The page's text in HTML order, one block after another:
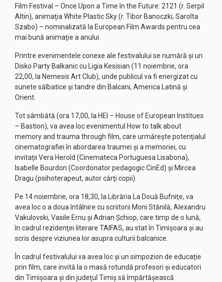
Film Festival – Once Upon a Time în the Future: 2121 (r. Serpil
Altin), animaţia White Plastic Sky (r. Tibor Banoczki, Sarolta
Szabo) – nominalizată la European Film Awards pentru cea
mai bună animaţie a anului.
Printre evenimentele conexe ale festivalului se numără şi un
Disko Party Balkanic cu Ligia Kesisian (11 noiembrie, ora
22,00, la Nemesis Art Club), unde publicul va fi energizat cu
sunete sălbatice şi tandre din Balcani, America Latină şi
Orient.
Tot sâmbătă (ora 17,00, la HEI – House of European Institues
– Bastion), va avea loc evenimentul How to talk about
memory and trauma through film, care urmăreşte potenţialul
cinematografiei în abordarea traumei şi a memoriei, cu
invitaţii Vera Herold (Cinemateca Portuguesa Lisabona),
Isabelle Bourdon (Coordonator pedagogic CinEd) şi Mircea
Dragu (psihoterapeut, autor cărţi copii).
Pe 14 noiembrie, ora 18,30, la Librăria La Două Bufniţe, va
avea loc o a doua întâlnire cu scriitorii Moni Stănilă, Alexandru
Vakulovski, Vasile Ernu şi Adrian Şchiop, care timp de o lună,
în cadrul rezidenţei literare TAIFAS, au stat în Timişoara şi au
scris despre viziunea lor asupra culturii balcanice.
În cadrul festivalului va avea loc şi un simpozion de educaţie
prin film, care invită la o masă rotundă profesori şi educatori
din Timişoara şi din judeţul Timiş să împărtăşească